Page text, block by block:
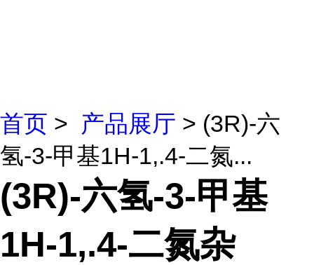
首页 > 产品展厅 > (3R)-六
氢-3-甲基1H-1,.4-二氮...
(3R)-六氢-3-甲基
1H-1,.4-二氮杂